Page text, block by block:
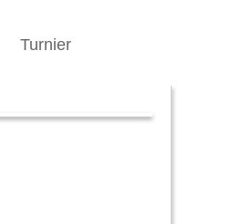
Turnier